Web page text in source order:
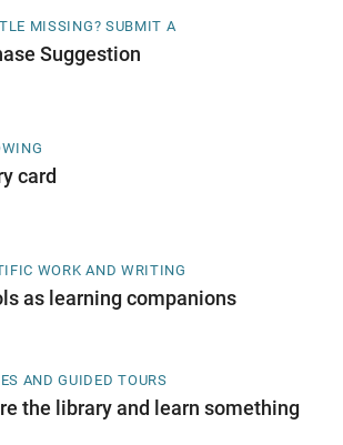
MISSING? SUBMIT A
Suggestion
card
WORK AND WRITING
as learning companions
AND GUIDED TOURS
the library and learn something